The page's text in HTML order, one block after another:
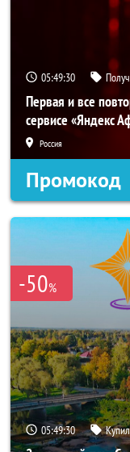
05:49:29
Первая и все
сервисе «Яндекс
Россия
Промокод
-50%
05:49:29